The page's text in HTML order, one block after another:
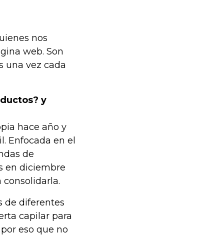
nos
web. Son
una vez cada
y
hace año y
Enfocada en el
de
en diciembre
de diferentes
capilar para
eso que no